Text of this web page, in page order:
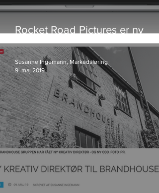
Rocket Road Pictures er ny
kunde i Storyland
Susanne Ingemann, Markedsføring
9. maj 2019